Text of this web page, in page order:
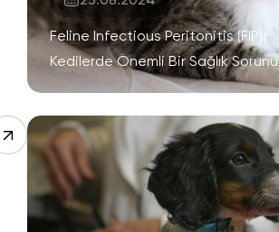
Feline Infectious Peritonitis (FIP):
Kedilerde Önemli Bir Sağlık Sorunu